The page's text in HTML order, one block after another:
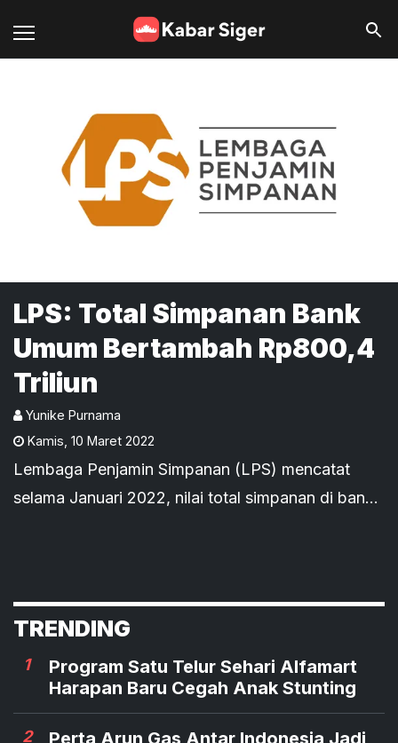
LPS: Total Simpanan Bank
Umum Bertambah Rp800,4
Triliun
Yunike Purnama
Kamis 10 Maret 2022
Lembaga Penjamin Simpanan (LPS) mencatat
selama Januari 2022, nilai total simpanan di bank
TRENDING
1
Program Satu Telur Sehari Alfamart
Harapan Baru Cegah Anak Stunting
2
Perta Arun Gas Antar Indonesia Jadi